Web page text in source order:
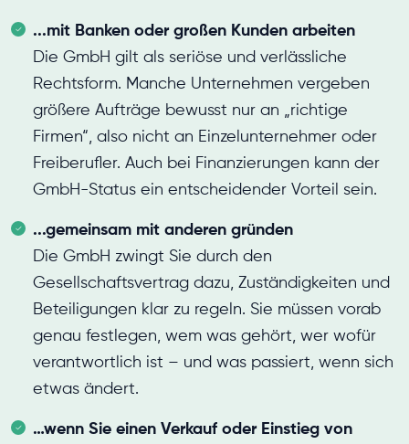
...mit Banken oder großen Kunden arbeiten
Die GmbH gilt als seriöse und verlässliche
Rechtsform. Manche Unternehmen vergeben
größere Aufträge bewusst nur an „richtige
Firmen“, also nicht an Einzelunternehmer oder
Freiberufler. Auch bei Finanzierungen kann der
GmbH-Status ein entscheidender Vorteil sein.
...gemeinsam mit anderen gründen
Die GmbH zwingt Sie durch den
Gesellschaftsvertrag dazu, Zuständigkeiten und
Beteiligungen klar zu regeln. Sie müssen vorab
genau festlegen, wem was gehört, wer wofür
verantwortlich ist – und was passiert, wenn sich
etwas ändert.
…wenn Sie einen Verkauf oder Einstieg von